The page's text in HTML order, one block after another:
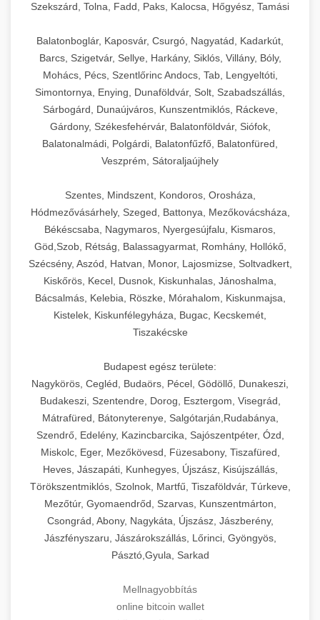
Szekszárd, Tolna, Fadd, Paks, Kalocsa, Hőgyész, Tamási
Balatonboglár, Kaposvár, Csurgó, Nagyatád, Kadarkút,
Barcs, Szigetvár, Sellye, Harkány, Siklós, Villány, Bóly,
Mohács, Pécs, Szentlőrinc Andocs, Tab, Lengyeltóti,
Simontornya, Enying, Dunaföldvár, Solt, Szabadszállás,
Sárbogárd, Dunaújváros, Kunszentmiklós, Ráckeve,
Gárdony, Székesfehérvár, Balatonföldvár, Siófok,
Balatonalmádi, Polgárdi, Balatonfűzfő, Balatonfüred,
Veszprém, Sátoraljaújhely
Szentes, Mindszent, Kondoros, Orosháza,
Hódmezővásárhely, Szeged, Battonya, Mezőkovácsháza,
Békéscsaba, Nagymaros, Nyergesújfalu, Kismaros,
Göd,Szob, Rétság, Balassagyarmat, Romhány, Hollókő,
Szécsény, Aszód, Hatvan, Monor, Lajosmizse, Soltvadkert,
Kiskőrös, Kecel, Dusnok, Kiskunhalas, Jánoshalma,
Bácsalmás, Kelebia, Röszke, Mórahalom, Kiskunmajsa,
Kistelek, Kiskunfélegyháza, Bugac, Kecskemét,
Tiszakécske
Budapest egész területe:
Nagykörös, Cegléd, Budaörs, Pécel, Gödöllő, Dunakeszi,
Budakeszi, Szentendre, Dorog, Esztergom, Visegrád,
Mátrafüred, Bátonyterenye, Salgótarján,Rudabánya,
Szendrő, Edelény, Kazincbarcika, Sajószentpéter, Ózd,
Miskolc, Eger, Mezőkövesd, Füzesabony, Tiszafüred,
Heves, Jászapáti, Kunhegyes, Újszász, Kisújszállás,
Törökszentmiklós, Szolnok, Martfű, Tiszaföldvár, Túrkeve,
Mezőtúr, Gyomaendrőd, Szarvas, Kunszentmárton,
Csongrád, Abony, Nagykáta, Újszász, Jászberény,
Jászfényszaru, Jászárokszállás, Lőrinci, Gyöngyös,
Pásztó,Gyula, Sarkad
Mellnagyobbítás
online bitcoin wallet